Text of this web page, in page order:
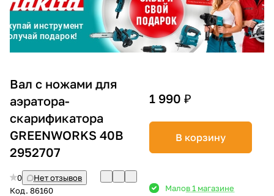
Вал с ножами для
аэратора-
скарификатора
GREENWORKS 40В
2952707
0
Нет отзывов
Код. 86160
1 990 ₽
В корзину
Малов 1 магазине
оплатуна части
без переплат
График платежей
Сегодня
25%
Добавляйте товары